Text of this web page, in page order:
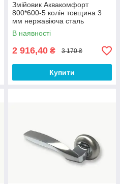
Змійовик Аквакомфорт
800*600-5 колін товщина 3
мм нержавіюча сталь
В наявності
2 916,40 ₴ 3 170 ₴
Купити